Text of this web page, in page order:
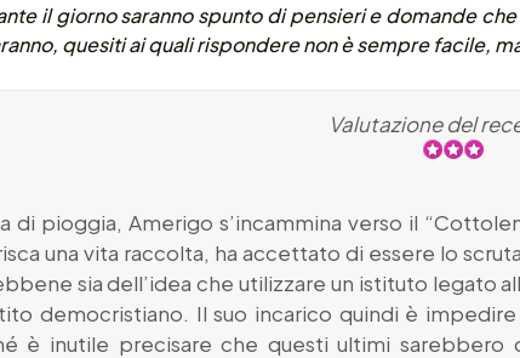
il giorno saranno spunto di pensieri e domande
quesiti ai quali rispondere non è sempre facile,
Valutazione del
di pioggia, Amerigo s’incammina verso il
una vita raccolta, ha accettato di essere lo
sia dell’idea che utilizzare un istituto legato
democristiano. Il suo incarico quindi è
è inutile precisare che questi ultimi